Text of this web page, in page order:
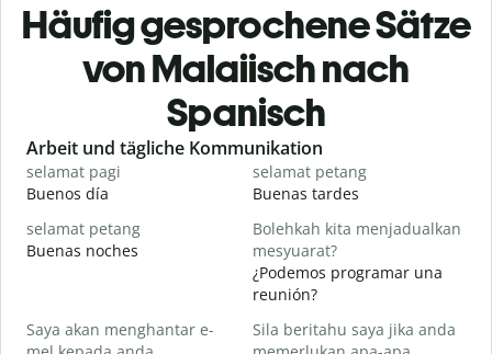
Häufig gesprochene Sätze
von Malaiisch nach
Spanisch
Slide 1 of 6
Arbeit und tägliche Kommunikation
selamat pagi
Buenos día
selamat petang
Buenas tardes
selamat petang
Buenas noches
Bolehkah kita menjadualkan
mesyuarat?
¿Podemos programar una
reunión?
Saya akan menghantar e-
Sila beritahu saya jika anda